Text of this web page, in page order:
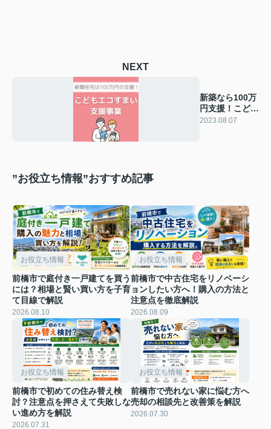
NEXT
新築なら100万
円支援！こども
エコすまい支援
2023.08.07
”お役立ち情報”おすすめ記事
お役立ち情報
前橋市で庭付き一戸建てを買う
には？相場と賢い買い方を子育
て目線で解説
2026.08.10
お役立ち情報
前橋市で中古住宅をリノベーシ
ョンしたい方へ！購入の方法と
注意点を徹底解説
2026.08.09
お役立ち情報
前橋市で初めての住み替え検
討？注意点を押さえて失敗しな
い進め方を解説
2026.07.31
お役立ち情報
前橋市で売れない家に悩む方へ
売却の相談先と改善策を解説
2026.07.30